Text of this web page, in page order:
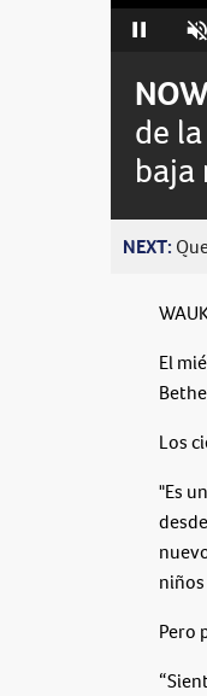
Pause
de
baja
NEXT:
El
Los
"Es
Pero